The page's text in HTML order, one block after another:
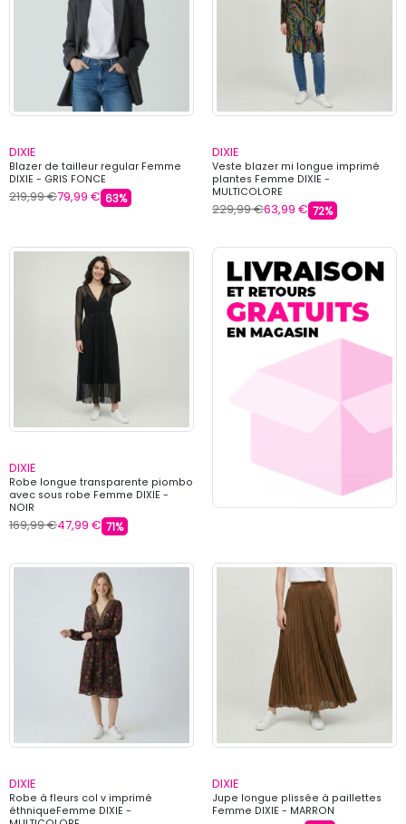
DIXIE
Blazer de tailleur regular Femme
DIXIE - GRIS FONCE
219,99 €79,99 € 63%
DIXIE
Veste blazer mi longue imprimé
plantes Femme DIXIE -
MULTICOLORE
229,99 €63,99 € 72%
DIXIE
Robe longue transparente piombo
avec sous robe Femme DIXIE -
NOIR
169,99 €47,99 € 71%
DIXIE
Robe à fleurs col v imprimé
éthniqueFemme DIXIE -
DIXIE
Jupe longue plissée à paillettes
Femme DIXIE - MARRON